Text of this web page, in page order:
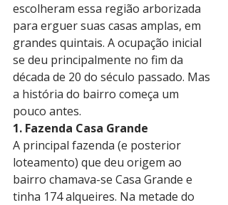
escolheram essa região arborizada
para erguer suas casas amplas, em
grandes quintais. A ocupação inicial
se deu principalmente no fim da
década de 20 do século passado. Mas
a história do bairro começa um
pouco antes.
1. Fazenda Casa Grande
A principal fazenda (e posterior
loteamento) que deu origem ao
bairro chamava-se Casa Grande e
tinha 174 alqueires. Na metade do